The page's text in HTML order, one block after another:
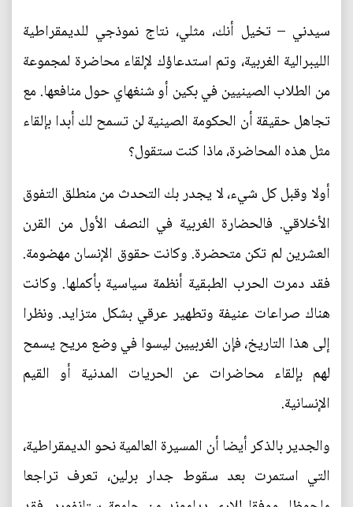
سيدني – تخيل أنك، مثلي، نتاج نموذجي للديمقراطية
الليبرالية الغربية، وتم استدعاؤك لإلقاء محاضرة لمجموعة
من الطلاب الصينيين في بكين أو شنغهاي حول منافعها. مع
تجاهل حقيقة أن الحكومة الصينية لن تسمح لك أبدا بإلقاء
مثل هذه المحاضرة، ماذا كنت ستقول؟
أولا وقبل كل شيء، لا يجدر بك التحدث من منطلق التفوق
الأخلاقي. فالحضارة الغربية في النصف الأول من القرن
العشرين لم تكن متحضرة. وكانت حقوق الإنسان مهضومة.
فقد دمرت الحرب الطبقية أنظمة سياسية بأكملها. وكانت
هناك صراعات عنيفة وتطهير عرقي بشكل متزايد. ونظرا
إلى هذا التاريخ، فإن الغربيين ليسوا في وضع مريح يسمح
لهم بإلقاء محاضرات عن الحريات المدنية أو القيم
الإنسانية.
والجدير بالذكر أيضا أن المسيرة العالمية نحو الديمقراطية،
التي استمرت بعد سقوط جدار برلين، تعرف تراجعا